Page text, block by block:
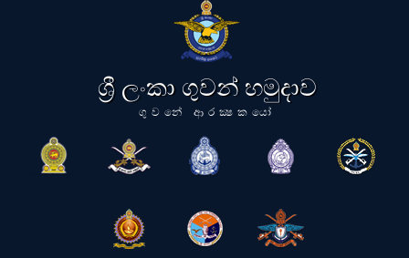
ශ්‍රී ලංකා ගුවන් හමුදාව
ගුවනේ ආරක්‍ෂකයෝ